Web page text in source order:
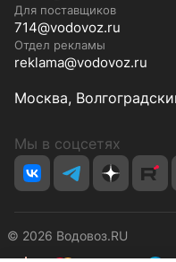
Для поставщиков
714@vodovoz.ru
Отдел рекламы
reklama@vodovoz.ru
Москва,
Мы в соцсетях
© 2026 Водовоз.RU